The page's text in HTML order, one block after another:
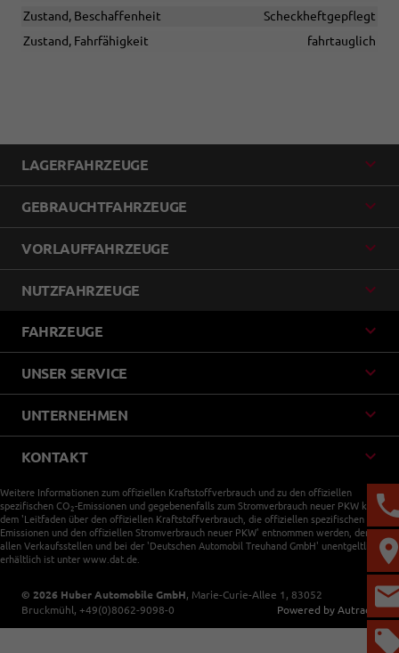
Zustand, Beschaffenheit
Scheckheftgepflegt
Zustand, Fahrfähigkeit
fahrtauglich
LAGERFAHRZEUGE
GEBRAUCHTFAHRZEUGE
VORLAUFFAHRZEUGE
NUTZFAHRZEUGE
FAHRZEUGE
UNSER SERVICE
UNTERNEHMEN
KONTAKT
Weitere Informationen zum offiziellen Kraftstoffverbrauch und zu den offiziellen
spezifischen CO 2-Emissionen und gegebenenfalls zum Stromverbrauch neuer PKW können
dem 'Leitfaden über den offiziellen Kraftstoffverbrauch, die offiziellen spezifischen CO
Emissionen und den offiziellen Stromverbrauch neuer PKW' entnommen werden, der an
allen Verkaufsstellen und bei der 'Deutschen Automobil Treuhand GmbH' unentgeltlich
erhältlich ist unter www.dat.de.
© 2026 Huber Automobile GmbH, Marie-Curie-Allee 1 , 83052
Bruckmühl, +49(0)8062-9098-0 Powered by Autrado